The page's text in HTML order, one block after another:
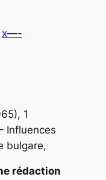
x—-
1
Influences
bulgare,
rédaction